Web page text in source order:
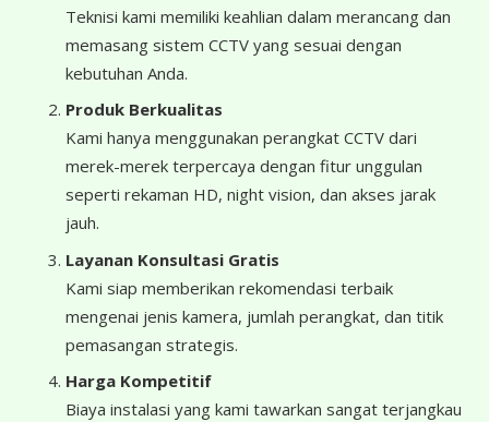
Teknisi kami memiliki keahlian dalam merancang dan
memasang sistem CCTV yang sesuai dengan
kebutuhan Anda.
Produk Berkualitas
Kami hanya menggunakan perangkat CCTV dari
merek-merek terpercaya dengan fitur unggulan
seperti rekaman HD, night vision, dan akses jarak
jauh.
Layanan Konsultasi Gratis
Kami siap memberikan rekomendasi terbaik
mengenai jenis kamera, jumlah perangkat, dan titik
pemasangan strategis.
Harga Kompetitif
Biaya instalasi yang kami tawarkan sangat terjangkau